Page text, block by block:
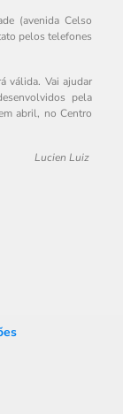
(avenida Celso
pelos telefones
válida. Vai ajudar
pela
abril, no Centro
Lucien Luiz